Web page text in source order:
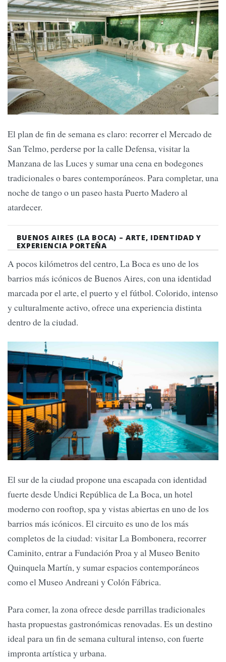
El plan de fin de semana es claro: recorrer el Mercado de
San Telmo, perderse por la calle Defensa, visitar la
Manzana de las Luces y sumar una cena en bodegones
tradicionales o bares contemporáneos. Para completar, una
noche de tango o un paseo hasta Puerto Madero al
atardecer.
BUENOS AIRES (LA BOCA) – ARTE, IDENTIDAD Y
EXPERIENCIA PORTEÑA
A pocos kilómetros del centro, La Boca es uno de los
barrios más icónicos de Buenos Aires, con una identidad
marcada por el arte, el puerto y el fútbol. Colorido, intenso
y culturalmente activo, ofrece una experiencia distinta
dentro de la ciudad.
El sur de la ciudad propone una escapada con identidad
fuerte desde Undici República de La Boca, un hotel
moderno con rooftop, spa y vistas abiertas en uno de los
barrios más icónicos. El circuito es uno de los más
completos de la ciudad: visitar La Bombonera, recorrer
Caminito, entrar a Fundación Proa y al Museo Benito
Quinquela Martín, y sumar espacios contemporáneos
como el Museo Andreani y Colón Fábrica.
Para comer, la zona ofrece desde parrillas tradicionales
hasta propuestas gastronómicas renovadas. Es un destino
ideal para un fin de semana cultural intenso, con fuerte
impronta artística y urbana.